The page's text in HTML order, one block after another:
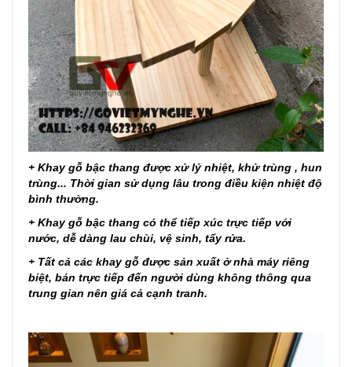
+ Khay gỗ bậc thang được xử lý nhiệt, khử trùng , hun
trùng... Thời gian sử dụng lâu trong điều kiện nhiệt độ
bình thường.
+ Khay gỗ bậc thang có thể tiếp xúc trực tiếp với
nước, dễ dàng lau chùi, vệ sinh, tẩy rửa.
+ Tất cả các khay gỗ được sản xuất ở nhà máy riêng
biệt, bán trực tiếp đến người dùng không thông qua
trung gian nên giá cả cạnh tranh.